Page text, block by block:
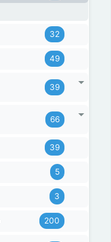
32
49
39
66
39
5
3
200